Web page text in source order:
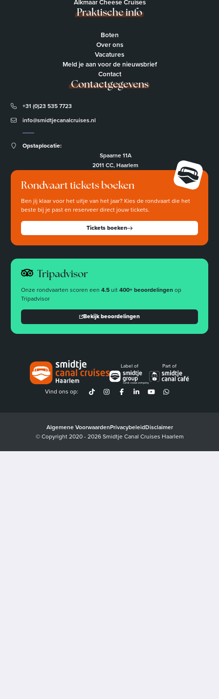
Alkmaar Cheese Cruises
Praktische info
Boten
Over ons
Vacatures
Meld je aan voor de nieuwsbrief
Contact
Contactgegevens
+31 (0)23 535 7723
info@smidtjecanalcruises.nl
Opstaplocatie:
Spaarne 11A
2011 CC, Haarlem
Rondvaart tickets boeken
Ben jij klaar voor het uitje van het jaar? Kies de rondvaart die het
beste bij je past en reserveer direct jouw tickets.
Tickets boeken
Tripadvisor
Onze rondvaarten scoren een 4.5uit400+ beoordelingenop
Tripadvisor
Bekijk beoordelingen
Label of Part of
Vind ons op:
Algemene VoorwaardenPrivacybeleidDisclaimer
© Copyright 2020 - 2026 Smidtje Canal Cruises Haarlem